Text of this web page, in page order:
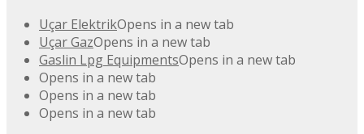
Uçar ElektrikOpens in a new tab
Uçar GazOpens in a new tab
Gaslin Lpg EquipmentsOpens in a new tab
Opens in a new tab
Opens in a new tab
Opens in a new tab